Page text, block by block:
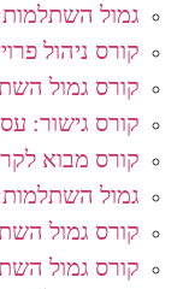
גמול
קורס ניהול
קורס גמול
קורס גישור:
קורס מבוא
גמול
קורס גמול
קורס גמול